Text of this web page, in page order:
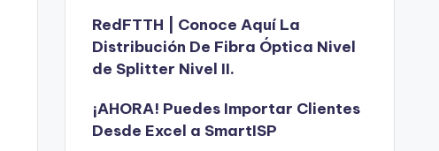
RedFTTH | Conoce Aquí La
Distribución De Fibra Óptica Nivel
de Splitter Nivel II.
¡AHORA! Puedes Importar Clientes
Desde Excel a SmartISP